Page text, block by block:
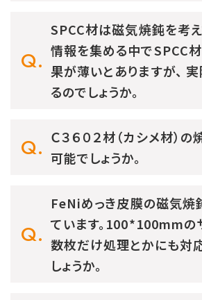
SPCC材は磁気焼鈍を考え
情報を集める中でSPCC
果が薄いとありますが、
るのでしょうか。
Ｃ３６０２材（カシメ材）
可能でしょうか。
FeNiめっき皮膜の磁気焼
ています。100*100mmの
数枚だけ処理とかにも対
しょうか。